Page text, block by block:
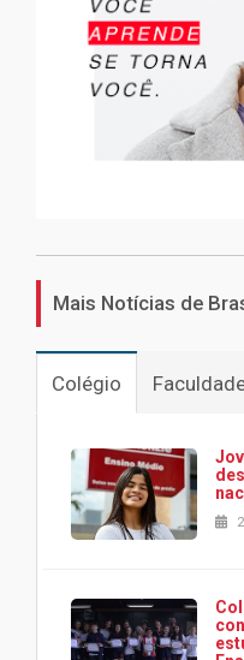
Mais Notícias de
Colégio